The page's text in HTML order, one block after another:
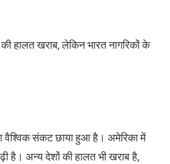
हालत खराब, लेकिन भारत नागरिकों के
वैश्विक संकट छाया हुआ है। अमेरिका में
है। अन्य देशों की हालत भी खराब है,